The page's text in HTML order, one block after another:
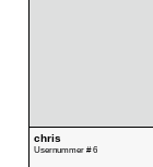
chris
Usernummer # 6